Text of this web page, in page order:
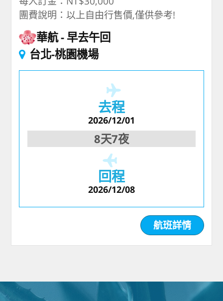
團費說明：以上自由行售價,僅供參考!
華航 早去午回
台北-桃園機場
去程
2026/12/01
8天7夜
回程
2026/12/08
航班詳情